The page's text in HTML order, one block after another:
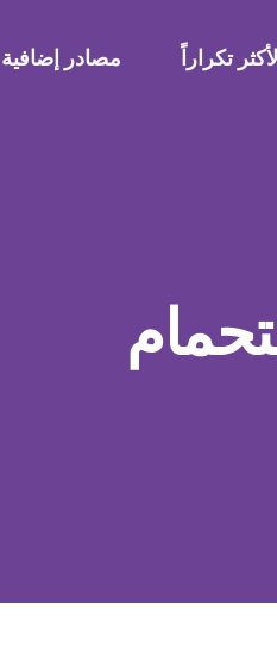
تكراراً مصادر إضافية